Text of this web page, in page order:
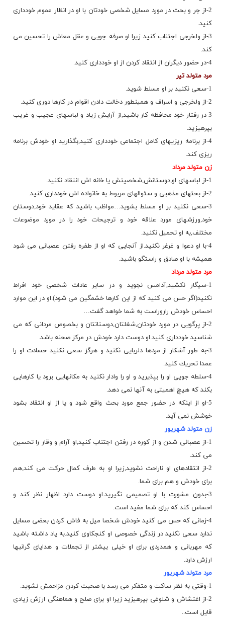
2-از جر و بحث در مورد مسایل شخصی خودتان با او در انظار عموم خودداری
كنید.
3-از ولخرجی اجتناب كنید زیرا او صرفه جویی و عقل معاش را تحسین می
كند.
4-در حضور دیگران از انتقاد كردن از او خودداری كنید.
مرد متولد تیر
1-سعی نكنید بر او مسلط شوید.
2-از ولخرجی و اسراف و همینطور دخالت دادن اقوام در كارها دوری كنید.
3-در رفتار خود محافظه كار باشید,از آرایش زیاد و لباسهای عجیب و غریب
بپرهیزید.
4-از برنامه ریزیهای كامل اجتماعی خودداری كنید,بگذارید او خودش برنامه
ریزی كند.
زن متولد مرداد
1-از لباسهای او,دوستانش,شخصیتش یا خانه اش انتقاد نكنید.
2-از بحثهای مذهبی و سئوالهای مربوط به خانواده اش خودداری كنید.
3-سعی نكنید بر او مسلط بشوید…مواظب باشید كه عقاید خود,دوستان
خود,ورزشهای مورد علاقه خود و ترجیحات خود را در مورد موضوعات
مختلف,به او تحمیل نكنید.
4-با او دعوا و غرغر نكنید.از آنجایی كه او از طفره رفتن عصبانی می شود
همیشه با او صادق و راستگو باشید.
مرد متولد مرداد
1-سیگار نكشید,آدامس نجوید و در سایر عادات شخصی خود افراط
نكنید(اگر حس می كنید كه از این كارها خشمگین می شود).او در این موارد
احساس خودش راروراست به شما خواهد گفت…
2-از پرگویی در مورد خودتان,شغلتان,دوستانتان و بخصوص مردانی كه می
شناسید خودداری كنید.او دوست دارد خودش در مركز صحنه باشد.
3-به طور آشكار از مردها دلربایی نكنید و هرگز سعی نكنید حسادت او را
عمدا تحریك كنید.
4-سلطه جویی او را بپذیرید و او را وادار نكنید به مكانهایی برود یا كارهایی
بكند كه هیچ اهمیتی به آنها نمی دهد.
5-او از اینكه در حضور جمع مورد بحث واقع شود و یا از او انتقاد بشود
خوشش نمی آید.
زن متولد شهریور
1-از عصبانی شدن و از كوره در رفتن اجتناب كنید,او آرام و وقار را تحسین
می كند.
2-از انتقادهای او ناراحت نشوید,زیرا او به طرف كمال حركت می كند,هم
برای خودش و هم برای شما.
3-بدون مشورت با او تصمیمی نگیرید.او دوست دارد اظهار نظر كند و
احساس كند كه برای شما مفید است.
4-زمانی كه حس می كنید خودش شخصا میل به فاش كردن بعضی مسایل
ندارد سعی نكنید در زندگی خصوصی او كنجكاوی كنید.به یاد داشته باشید
كه مهربانی و همدردی برای او خیلی بیشتر از تجملات و هدایای گرانبها
ارزش دارد.
مرد متولد شهریور
1-وقتی به نظر ساكت و متفكر می رسد با صحبت كردن مزاحمش نشوید.
2-از اغتشاش و شلوغی بپرهیزید زیرا او برای صلح و هماهنگی ارزش زیادی
قایل است..